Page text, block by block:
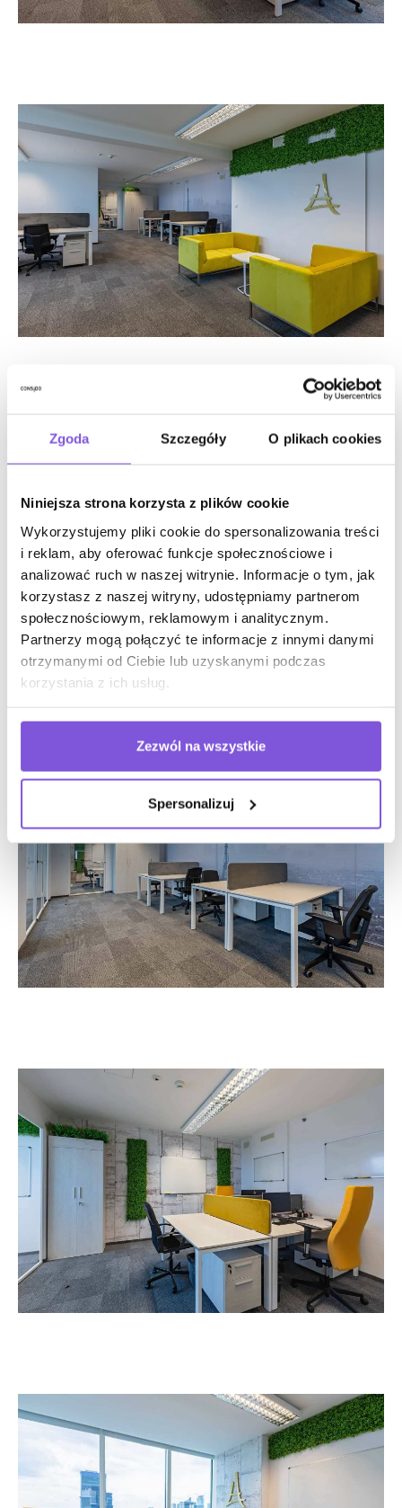
Zgoda Szczegóły O plikach cookies
Niniejsza strona korzysta z plików cookie
Wykorzystujemy pliki cookie do spersonalizowania treści
i reklam, aby oferować funkcje społecznościowe i
analizować ruch w naszej witrynie. Informacje o tym, jak
korzystasz z naszej witryny, udostępniamy partnerom
społecznościowym, reklamowym i analitycznym.
Partnerzy mogą połączyć te informacje z innymi danymi
otrzymanymi od Ciebie lub uzyskanymi podczas
korzystania z ich usług.
Zezwól na wszystkie
Spersonalizuj